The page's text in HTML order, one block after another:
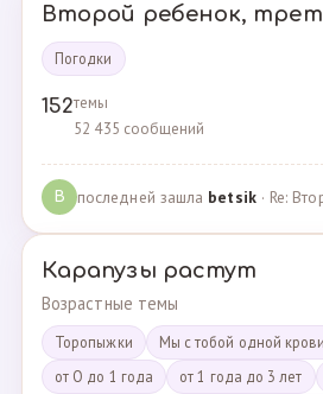
Второй ребенок,
Погодки
152темы
52 435 сообщений
B последней зашла betsik· Re:
Карапузы растут
Возрастные темы
Торопыжки
Мы с тобой одной
от О до 1 года
от 1 года до 3 лет